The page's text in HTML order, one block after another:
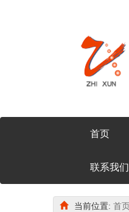
首页
联系我们
当前位置: 首页